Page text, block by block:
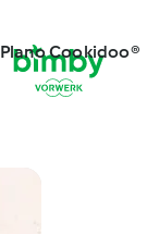
Plano Cookidoo®